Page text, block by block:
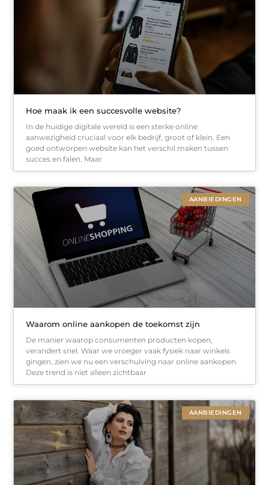
Hoe maak ik een succesvolle website?
In de huidige digitale wereld is een sterke online
aanwezigheid cruciaal voor elk bedrijf, groot of klein. Een
goed ontworpen website kan het verschil maken tussen
succes en falen. Maar
AANBIEDINGEN
Waarom online aankopen de toekomst zijn
De manier waarop consumenten producten kopen,
verandert snel. Waar we vroeger vaak fysiek naar winkels
gingen, zien we nu een verschuiving naar online aankopen.
Deze trend is niet alleen zichtbaar
AANBIEDINGEN